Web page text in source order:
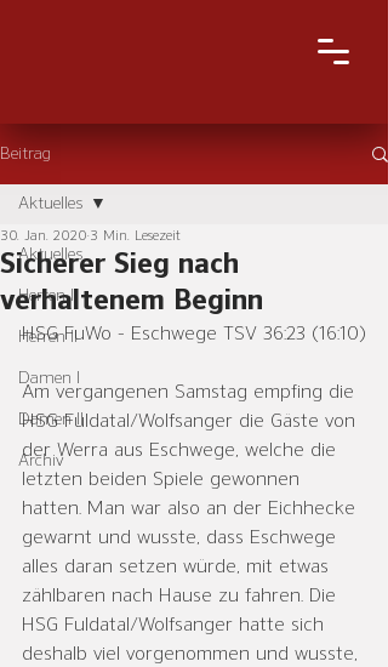
Beitrag
Aktuelles
Herren I
Herren II
Damen I
Damen II
Archiv
Aktuelles
Sicherer Sieg nach
verhaltenem Beginn
30. Jan. 2020 3 Min. Lesezeit
HSG FuWo - Eschwege TSV 36:23 (16:10)
Am vergangenen Samstag empfing die
HSG Fuldatal/Wolfsanger die Gäste von
der Werra aus Eschwege, welche die
letzten beiden Spiele gewonnen
hatten. Man war also an der Eichhecke
gewarnt und wusste, dass Eschwege
alles daran setzen würde, mit etwas
zählbaren nach Hause zu fahren. Die
HSG Fuldatal/Wolfsanger hatte sich
deshalb viel vorgenommen und wusste,